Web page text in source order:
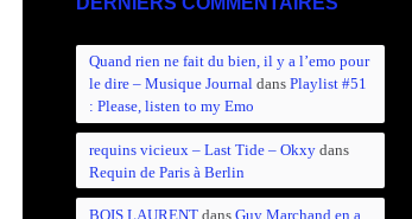
Quand rien ne fait du bien, il y a l’emo pour
le dire – Musique Journaldans Playlist #51
: Please, listen to my Emo
requins vicieux – Last Tide – Okxydans
Requin de Paris à Berlin
BOIS LAURENTdans Guy Marchand en a